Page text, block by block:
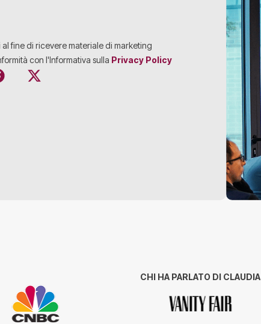
fine di ricevere materiale di marketing
con l'Informativa sulla Privacy Policy
CHI HA PARLATO DI CLAUDIA